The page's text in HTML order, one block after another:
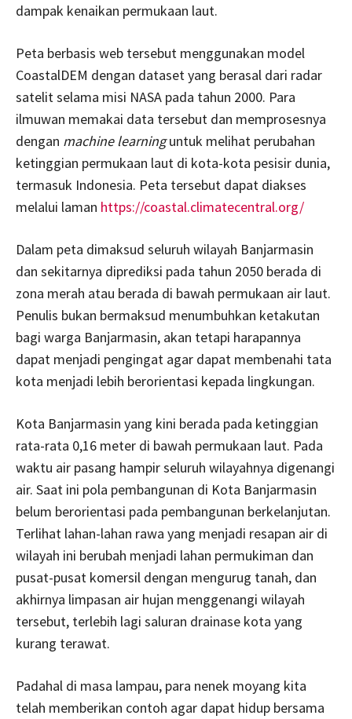
dampak kenaikan permukaan laut.
Peta berbasis web tersebut menggunakan model
CoastalDEM dengan dataset yang berasal dari radar
satelit selama misi NASA pada tahun 2000. Para
ilmuwan memakai data tersebut dan memprosesnya
dengan machine learninguntuk melihat perubahan
ketinggian permukaan laut di kota-kota pesisir dunia,
termasuk Indonesia. Peta tersebut dapat diakses
melalui laman https://coastal.climatecentral.org/
Dalam peta dimaksud seluruh wilayah Banjarmasin
dan sekitarnya diprediksi pada tahun 2050 berada di
zona merah atau berada di bawah permukaan air laut.
Penulis bukan bermaksud menumbuhkan ketakutan
bagi warga Banjarmasin, akan tetapi harapannya
dapat menjadi pengingat agar dapat membenahi tata
kota menjadi lebih berorientasi kepada lingkungan.
Kota Banjarmasin yang kini berada pada ketinggian
rata-rata 0,16 meter di bawah permukaan laut. Pada
waktu air pasang hampir seluruh wilayahnya digenangi
air. Saat ini pola pembangunan di Kota Banjarmasin
belum berorientasi pada pembangunan berkelanjutan.
Terlihat lahan-lahan rawa yang menjadi resapan air di
wilayah ini berubah menjadi lahan permukiman dan
pusat-pusat komersil dengan mengurug tanah, dan
akhirnya limpasan air hujan menggenangi wilayah
tersebut, terlebih lagi saluran drainase kota yang
kurang terawat.
Padahal di masa lampau, para nenek moyang kita
telah memberikan contoh agar dapat hidup bersama